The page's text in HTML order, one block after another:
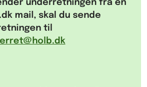
underretningen fra en
mail, skal du sende
til